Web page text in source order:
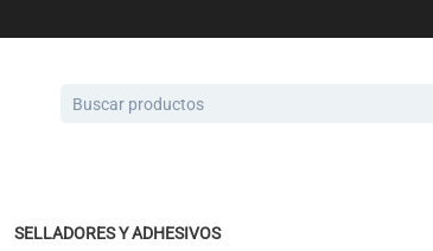
SELLADORES Y ADHESIVOS